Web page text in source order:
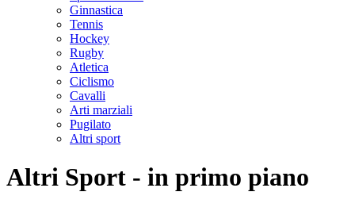
Ginnastica
Tennis
Hockey
Rugby
Atletica
Ciclismo
Cavalli
Arti marziali
Pugilato
Altri sport
Altri Sport - in primo piano